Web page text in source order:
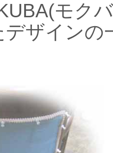
モク
デザインの